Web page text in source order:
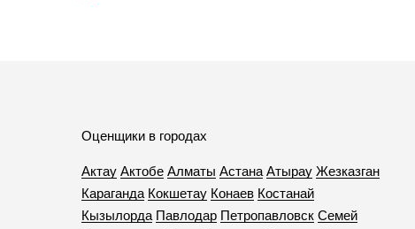
Оценщики в городах
Актау Актобе Алматы Астана Атырау Жезказган
Караганда Кокшетау Конаев Костанай
Кызылорда Павлодар Петропавловск Семей